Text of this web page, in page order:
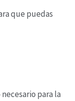
que puedas
para la